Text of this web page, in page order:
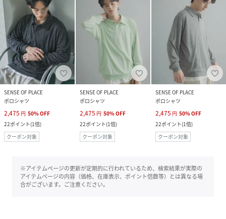
SENSE OF PLACE
ポロシャツ
2,475 円 50%OFF
22ポイント(1倍)
クーポン対象
SENSE OF PLACE
ポロシャツ
2,475 円 50%OFF
22ポイント(1倍)
クーポン対象
SENSE OF PLACE
ポロシャツ
2,475 円 50%OFF
22ポイント(1倍)
クーポン対象
※アイテムページの更新が定期的に行われているため、検索結果が実際の
アイテムページの内容（価格、在庫表示、ポイント倍数等）とは異なる場
合がございます。ご注意ください。